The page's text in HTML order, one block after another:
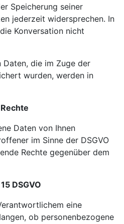
Speicherung seiner
jederzeit widersprechen. In
Konversation nicht
Daten, die im Zuge der
wurden, werden in
Daten von Ihnen
im Sinne der DSGVO
Rechte gegenüber dem
DSGVO
eine
ob personenbezogene